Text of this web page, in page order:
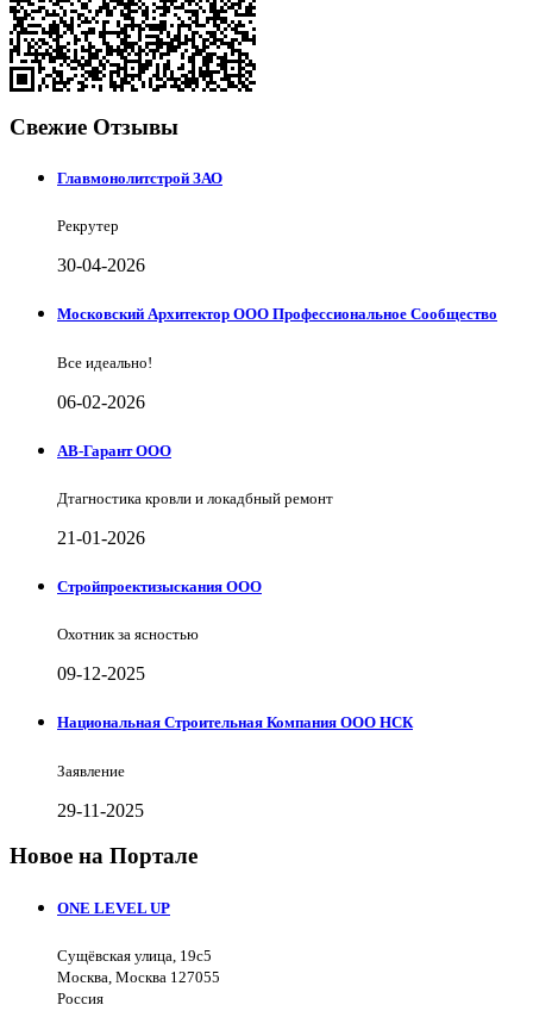
Свежие Отзывы
Главмонолитстрой ЗАО
Рекрутер
30-04-2026
Московский Архитектор ООО Профессиональное Сообщество
Все идеально!
06-02-2026
АВ-Гарант ООО
Дтагностика кровли и локадбный ремонт
21-01-2026
Стройпроектизыскания ООО
Охотник за ясностью
09-12-2025
Национальная Строительная Компания ООО НСК
Заявление
29-11-2025
Новое на Портале
ONE LEVEL UP
Сущёвская улица, 19с5
Москва, Москва 127055
Россия